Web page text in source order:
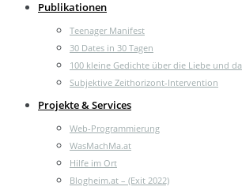
Publikationen
Teenager Manifest
30 Dates in 30 Tagen
100 kleine Gedichte über die Liebe und
Subjektive Zeithorizont-Intervention
Projekte & Services
Web-Programmierung
WasMachMa.at
Hilfe im Ort
Blogheim.at – (Exit 2022)